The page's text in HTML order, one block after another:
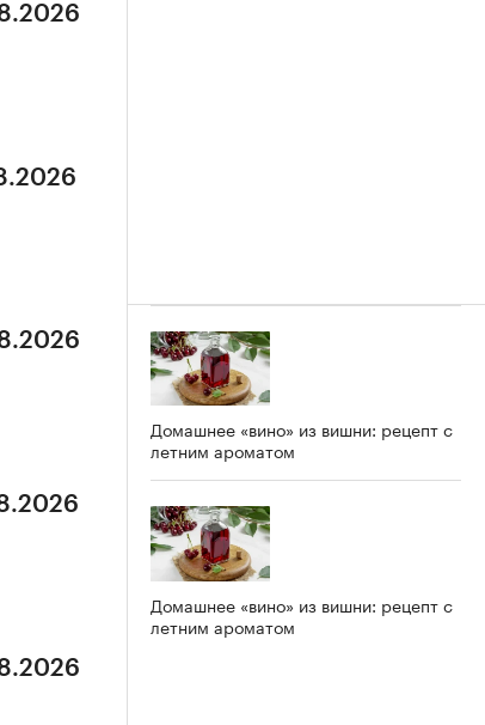
Домашнее «вино» из вишни: рецепт с
летним ароматом
Домашнее «вино» из вишни: рецепт с
летним ароматом